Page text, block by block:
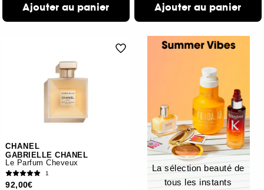
Ajouter au panier Ajouter au panier
CHANEL
GABRIELLE CHANEL
Le Parfum Cheveux
1
92,00€
La sélection beauté de
tous les instants